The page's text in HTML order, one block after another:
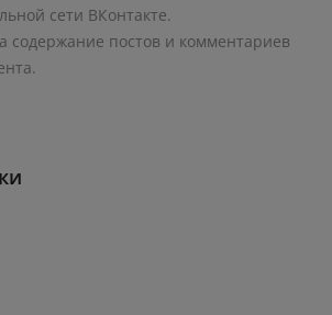
сети ВКонтакте.
содержание постов и комментариев